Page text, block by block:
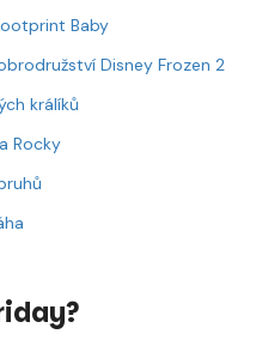
Baby
Disney Frozen 2
králíků
Rocky